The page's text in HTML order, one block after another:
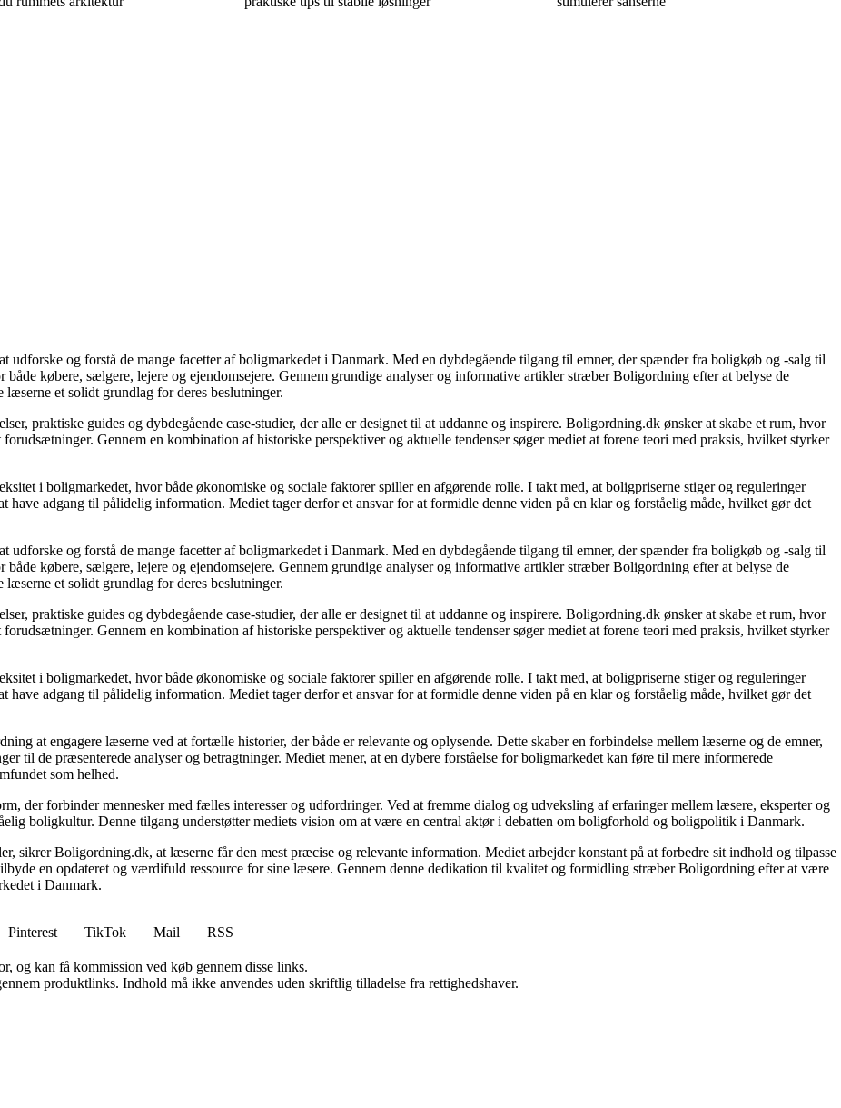
udforske og forstå de mange facetter af boligmarkedet i Danmark. Med en dybdegående tilgang til emner, der spænder fra boligkøb og -salg til
købere, sælgere, lejere og ejendomsejere. Gennem grundige analyser og informative artikler stræber Boligordning efter at belyse de
et solidt grundlag for deres beslutninger.
praktiske guides og dybdegående case-studier, der alle er designet til at uddanne og inspirere. Boligordning.dk ønsker at skabe et rum, hvor
Gennem en kombination af historiske perspektiver og aktuelle tendenser søger mediet at forene teori med praksis, hvilket styrker
i boligmarkedet, hvor både økonomiske og sociale faktorer spiller en afgørende rolle. I takt med, at boligpriserne stiger og reguleringer
have adgang til pålidelig information. Mediet tager derfor et ansvar for at formidle denne viden på en klar og forståelig måde, hvilket gør det
udforske og forstå de mange facetter af boligmarkedet i Danmark. Med en dybdegående tilgang til emner, der spænder fra boligkøb og -salg til
købere, sælgere, lejere og ejendomsejere. Gennem grundige analyser og informative artikler stræber Boligordning efter at belyse de
et solidt grundlag for deres beslutninger.
praktiske guides og dybdegående case-studier, der alle er designet til at uddanne og inspirere. Boligordning.dk ønsker at skabe et rum, hvor
Gennem en kombination af historiske perspektiver og aktuelle tendenser søger mediet at forene teori med praksis, hvilket styrker
i boligmarkedet, hvor både økonomiske og sociale faktorer spiller en afgørende rolle. I takt med, at boligpriserne stiger og reguleringer
have adgang til pålidelig information. Mediet tager derfor et ansvar for at formidle denne viden på en klar og forståelig måde, hvilket gør det
at engagere læserne ved at fortælle historier, der både er relevante og oplysende. Dette skaber en forbindelse mellem læserne og de emner,
til de præsenterede analyser og betragtninger. Mediet mener, at en dybere forståelse for boligmarkedet kan føre til mere informerede
som helhed.
der forbinder mennesker med fælles interesser og udfordringer. Ved at fremme dialog og udveksling af erfaringer mellem læsere, eksperter og
boligkultur. Denne tilgang understøtter mediets vision om at være en central aktør i debatten om boligforhold og boligpolitik i Danmark.
sikrer Boligordning.dk, at læserne får den mest præcise og relevante information. Mediet arbejder konstant på at forbedre sit indhold og tilpasse
en opdateret og værdifuld ressource for sine læsere. Gennem denne dedikation til kvalitet og formidling stræber Boligordning efter at være
i Danmark.
Pinterest TikTok Mail
RSS
og kan få kommission ved køb gennem disse links.
produktlinks. Indhold må ikke anvendes uden skriftlig tilladelse fra rettighedshaver.